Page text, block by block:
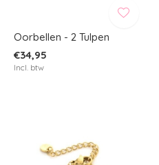
Oorbellen - 2 Tulpen
€34,95
Incl. btw